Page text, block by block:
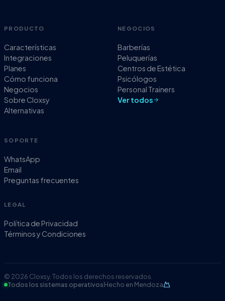
PRODUCTO
Características
Integraciones
Planes
Cómo funciona
Negocios
Sobre Cloxsy
Alternativas
NEGOCIOS
Barberías
Peluquerías
Centros de Estética
Psicólogos
Personal Trainers
Ver todos
SOPORTE
WhatsApp
Email
Preguntas frecuentes
LEGAL
Política de Privacidad
Términos y Condiciones
© 2026 Cloxsy. Todos los derechos reservados.
Todos los sistemas operativosHecho en Mendoza